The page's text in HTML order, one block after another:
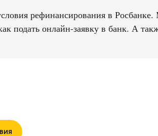
рефинансирования в
подать онлайн-заявку в банк. А